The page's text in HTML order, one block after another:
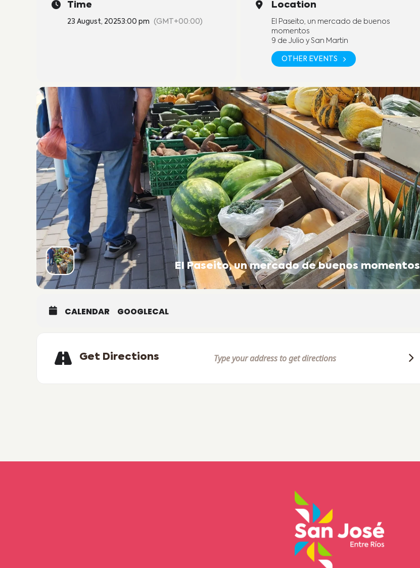
Time
23 August, 20253:00 pm (GMT+00:00)
Location
El Paseito, un mercado de buenos
momentos
9 de Julio y San Martin
OTHER EVENTS
El Paseito, un mercado de buenos momentos
CALENDAR GOOGLECAL
Get Directions